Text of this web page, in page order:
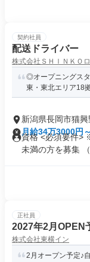
契約社員
配送ドライバー
株式会社ＳＨＩＮＫＯ
◎オープニングス
東・東北エリア18
新潟県長岡市猫興
月給34万3000円
資格 <必須要件>
未満の方を募集 （
正社員
2027年2月OPEN
株式会社東横イン
2月オープン予定♪